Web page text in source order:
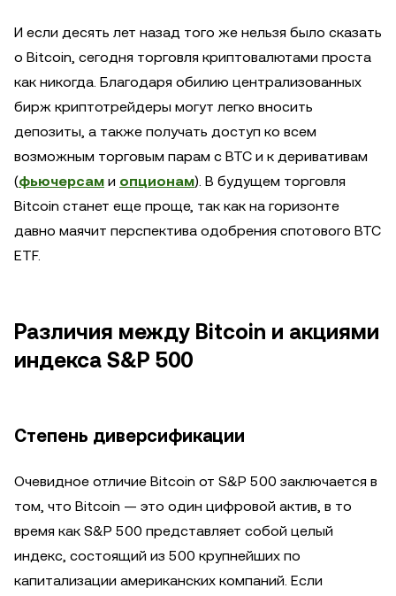
И если десять лет назад того же нельзя было сказать
о Bitcoin, сегодня торговля криптовалютами проста
как никогда. Благодаря обилию централизованных
бирж криптотрейдеры могут легко вносить
депозиты, а также получать доступ ко всем
возможным торговым парам с BTC и к деривативам
(фьючерсам и опционам). В будущем торговля
Bitcoin станет еще проще, так как на горизонте
давно маячит перспектива одобрения спотового BTC
ETF.
Различия между Bitcoin и акциями
индекса S&P 500
Степень диверсификации
Очевидное отличие Bitcoin от S&P 500 заключается в
том, что Bitcoin — это один цифровой актив, в то
время как S&P 500 представляет собой целый
индекс, состоящий из 500 крупнейших по
капитализации американских компаний. Если